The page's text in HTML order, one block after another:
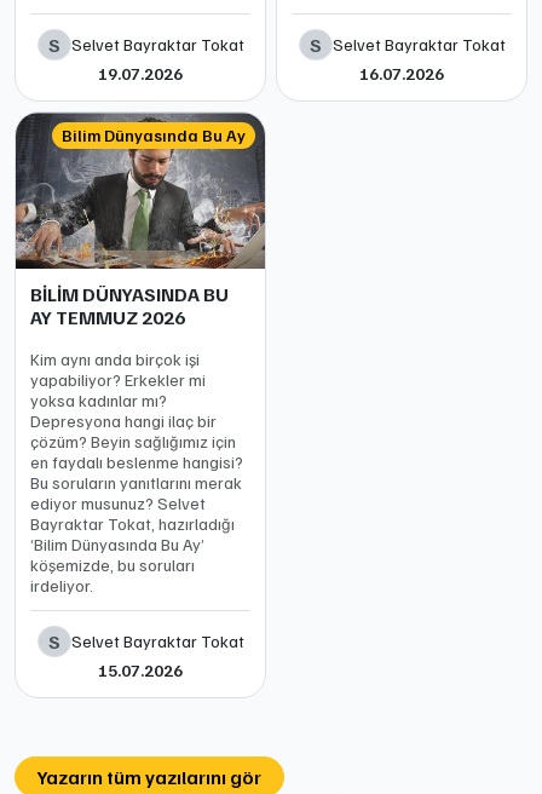
S Selvet Bayraktar Tokat
19.07.2026
S Selvet Bayraktar Tokat
16.07.2026
Bilim Dünyasında Bu Ay
BİLİM DÜNYASINDA BU
AY TEMMUZ 2026
Kim aynı anda birçok işi
yapabiliyor? Erkekler mi
yoksa kadınlar mı?
Depresyona hangi ilaç bir
çözüm? Beyin sağlığımız için
en faydalı beslenme hangisi?
Bu soruların yanıtlarını merak
ediyor musunuz? Selvet
Bayraktar Tokat, hazırladığı
‘Bilim Dünyasında Bu Ay’
köşemizde, bu soruları
irdeliyor.
S Selvet Bayraktar Tokat
15.07.2026
Yazarın tüm yazılarını gör